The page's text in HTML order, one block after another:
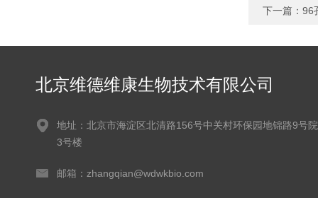
下一篇： 96
北京维德维康生物技术有限公司
地址：北京市海淀区北清路156号中关村环保园地锦路9号院
3号楼
邮箱：zhangqian@wdwkbio.com